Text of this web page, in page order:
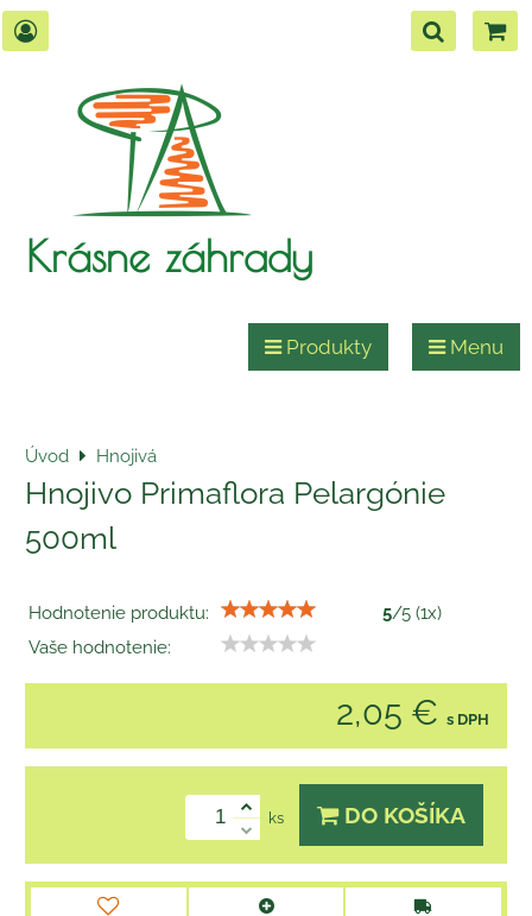
Krásne záhrady
Produkty Menu
Úvod Hnojivá
Hnojivo Primaflora Pelargónie
500ml
Hodnotenie produktu: 5/5 (1x)
Vaše hodnotenie:
2,05 € s DPH
ks DO KOŠÍKA